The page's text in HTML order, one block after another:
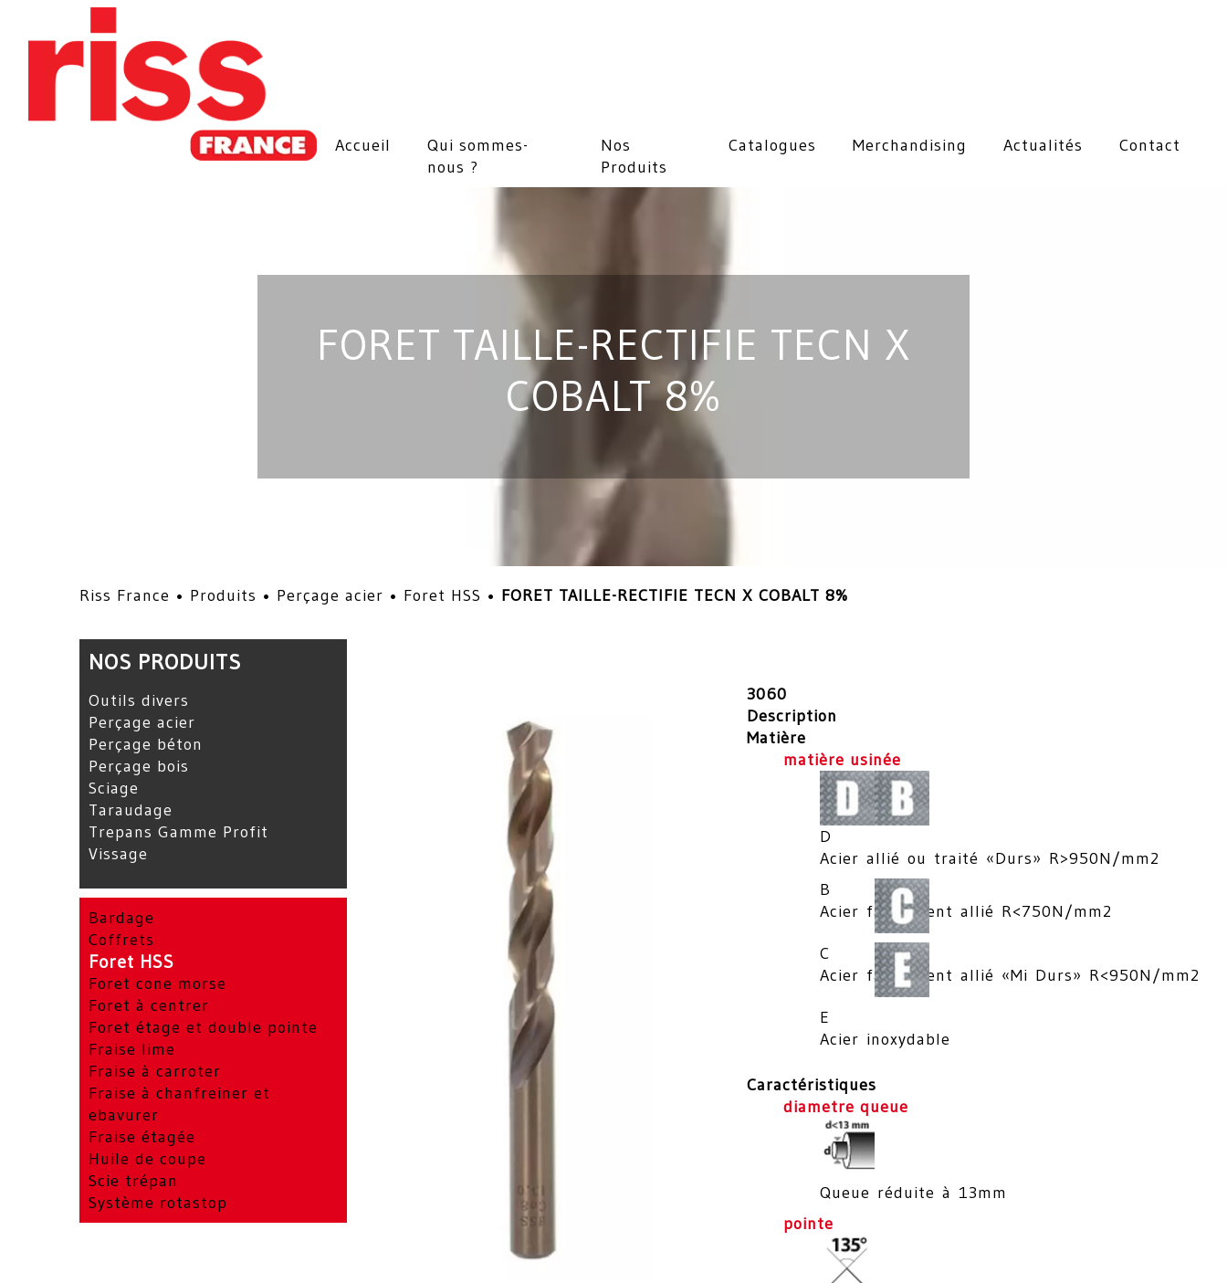
Accueil
Qui sommes-
nous ?
Nos
Produits
Catalogues Merchandising Actualités Contact
FORET TAILLE-RECTIFIE TECN X
COBALT 8%
Riss France • Produits • Perçage acier • Foret HSS • FORET TAILLE-RECTIFIE TECN X COBALT 8%
NOS PRODUITS
Outils divers
Perçage acier
Perçage béton
Perçage bois
Sciage
Taraudage
Trepans Gamme Profit
Vissage
Bardage
Coffrets
Foret HSS
Foret cone morse
Foret à centrer
Foret étage et double pointe
Fraise lime
Fraise à carroter
Fraise à chanfreiner et
ebavurer
Fraise étagée
Huile de coupe
Scie trépan
Système rotastop
3060
Description
Matière
matière usinée
D
Acier allié ou traité «Durs» R>950N/mm2
B
Acier faiblement allié R<750N/mm2
C
Acier faiblement allié «Mi Durs» R<950N/mm2
E
Acier inoxydable
Caractéristiques
diametre queue
Queue réduite à 13mm
pointe